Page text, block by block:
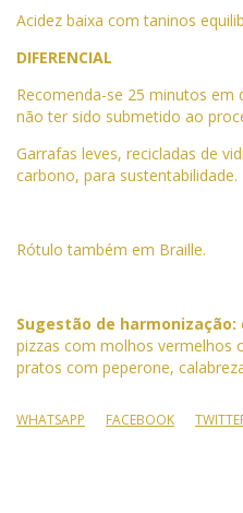
Acidez baixa com taninos
DIFERENCIAL
Recomenda-se 25 minutos
não ter sido submetido ao
Garrafas leves, recicladas de
carbono, para sustentabilidade.
Rótulo também em Braille.
Sugestão de harmonização:
pizzas com molhos vermelhos
pratos com peperone,
WHATSAPP FACEBOOK